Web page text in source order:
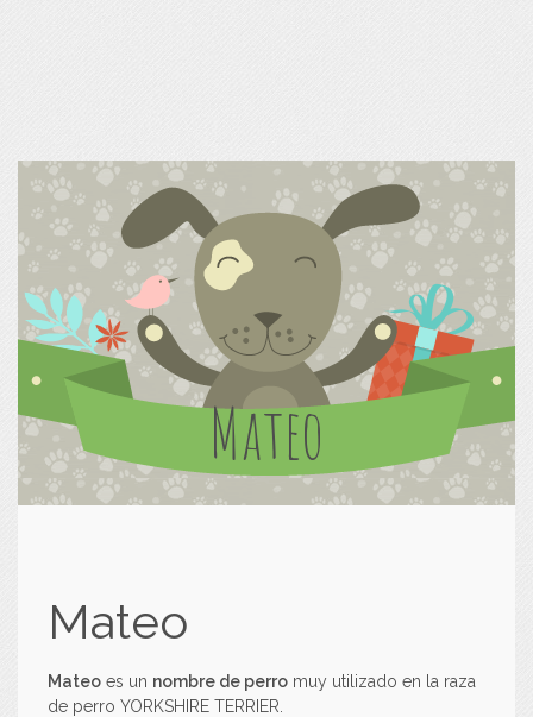
Mateo
Mateo
Mateo es un nombre de perro muy utilizado en la raza
de perro YORKSHIRE TERRIER.